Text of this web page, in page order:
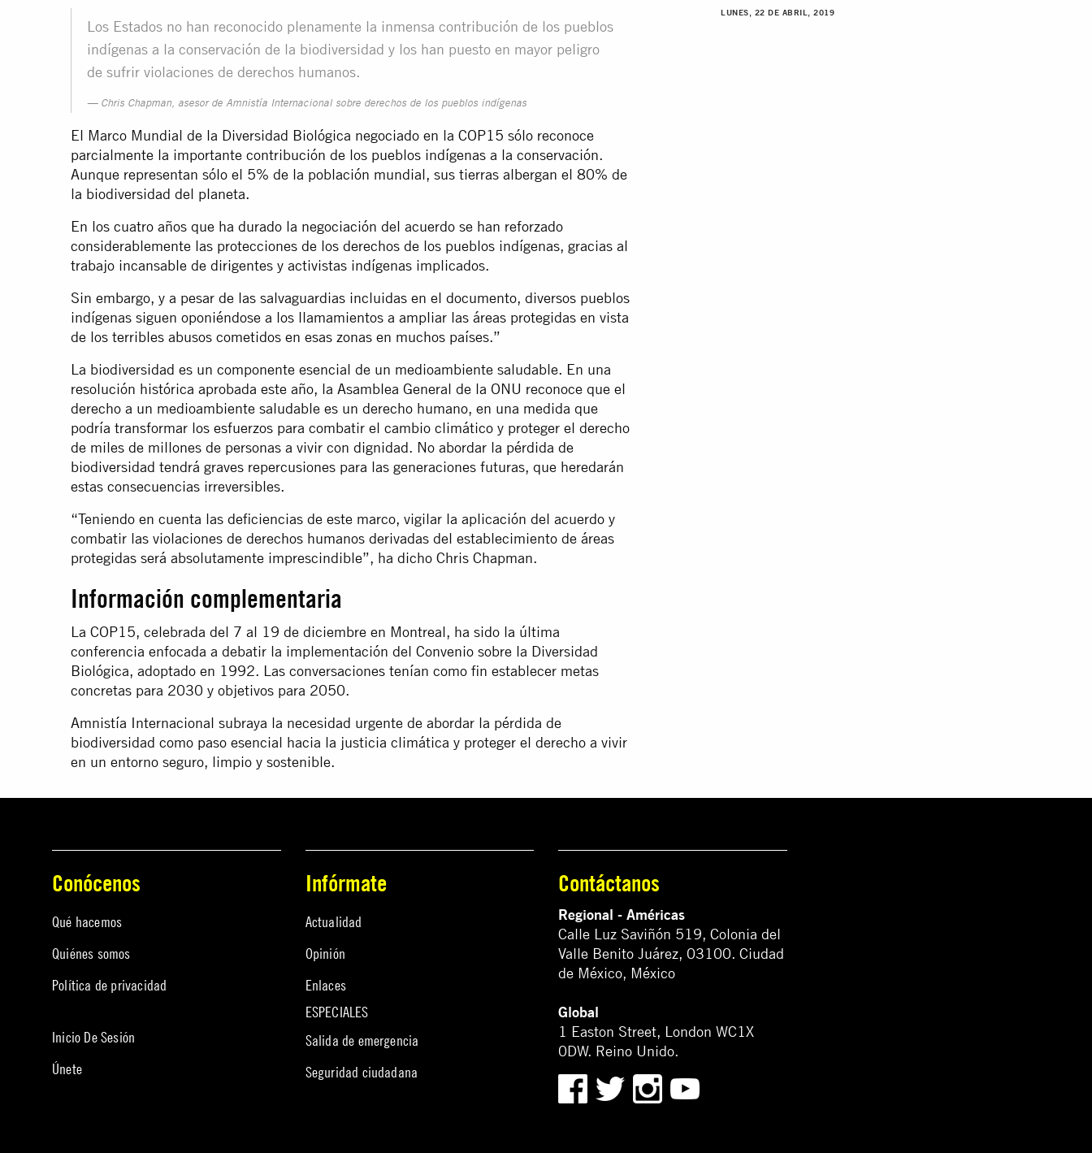
Los Estados no han reconocido plenamente la inmensa contribución de los pueblos
indígenas a la conservación de la biodiversidad y los han puesto en mayor peligro
de sufrir violaciones de derechos humanos.
Chris Chapman, asesor de Amnistía Internacional sobre derechos de los pueblos indígenas
El Marco Mundial de la Diversidad Biológica negociado en la COP15 sólo reconoce
parcialmente la importante contribución de los pueblos indígenas a la conservación.
Aunque representan sólo el 5% de la población mundial, sus tierras albergan el 80% de
la biodiversidad del planeta.
En los cuatro años que ha durado la negociación del acuerdo se han reforzado
considerablemente las protecciones de los derechos de los pueblos indígenas, gracias al
trabajo incansable de dirigentes y activistas indígenas implicados.
Sin embargo, y a pesar de las salvaguardias incluidas en el documento, diversos pueblos
indígenas siguen oponiéndose a los llamamientos a ampliar las áreas protegidas en vista
de los terribles abusos cometidos en esas zonas en muchos países.”
La biodiversidad es un componente esencial de un medioambiente saludable. En una
resolución histórica aprobada este año, la Asamblea General de la ONU reconoce que el
derecho a un medioambiente saludable es un derecho humano, en una medida que
podría transformar los esfuerzos para combatir el cambio climático y proteger el derecho
de miles de millones de personas a vivir con dignidad. No abordar la pérdida de
biodiversidad tendrá graves repercusiones para las generaciones futuras, que heredarán
estas consecuencias irreversibles.
“Teniendo en cuenta las deficiencias de este marco, vigilar la aplicación del acuerdo y
combatir las violaciones de derechos humanos derivadas del establecimiento de áreas
protegidas será absolutamente imprescindible”, ha dicho Chris Chapman.
Información complementaria
La COP15, celebrada del 7 al 19 de diciembre en Montreal, ha sido la última
conferencia enfocada a debatir la implementación del Convenio sobre la Diversidad
Biológica, adoptado en 1992. Las conversaciones tenían como fin establecer metas
concretas para 2030 y objetivos para 2050.
Amnistía Internacional subraya la necesidad urgente de abordar la pérdida de
biodiversidad como paso esencial hacia la justicia climática y proteger el derecho a vivir
en un entorno seguro, limpio y sostenible.
LUNES, 22 DE ABRIL, 2019
Conócenos
Qué hacemos
Quiénes somos
Política de privacidad
Inicio De Sesión
Únete
Infórmate
Actualidad
Opinión
Enlaces
ESPECIALES
Salida de emergencia
Seguridad ciudadana
Contáctanos
Regional - Américas
Calle Luz Saviñón 519, Colonia del
Valle Benito Juárez, 03100. Ciudad
de México, México
Global
1 Easton Street, London WC1X
0DW. Reino Unido.